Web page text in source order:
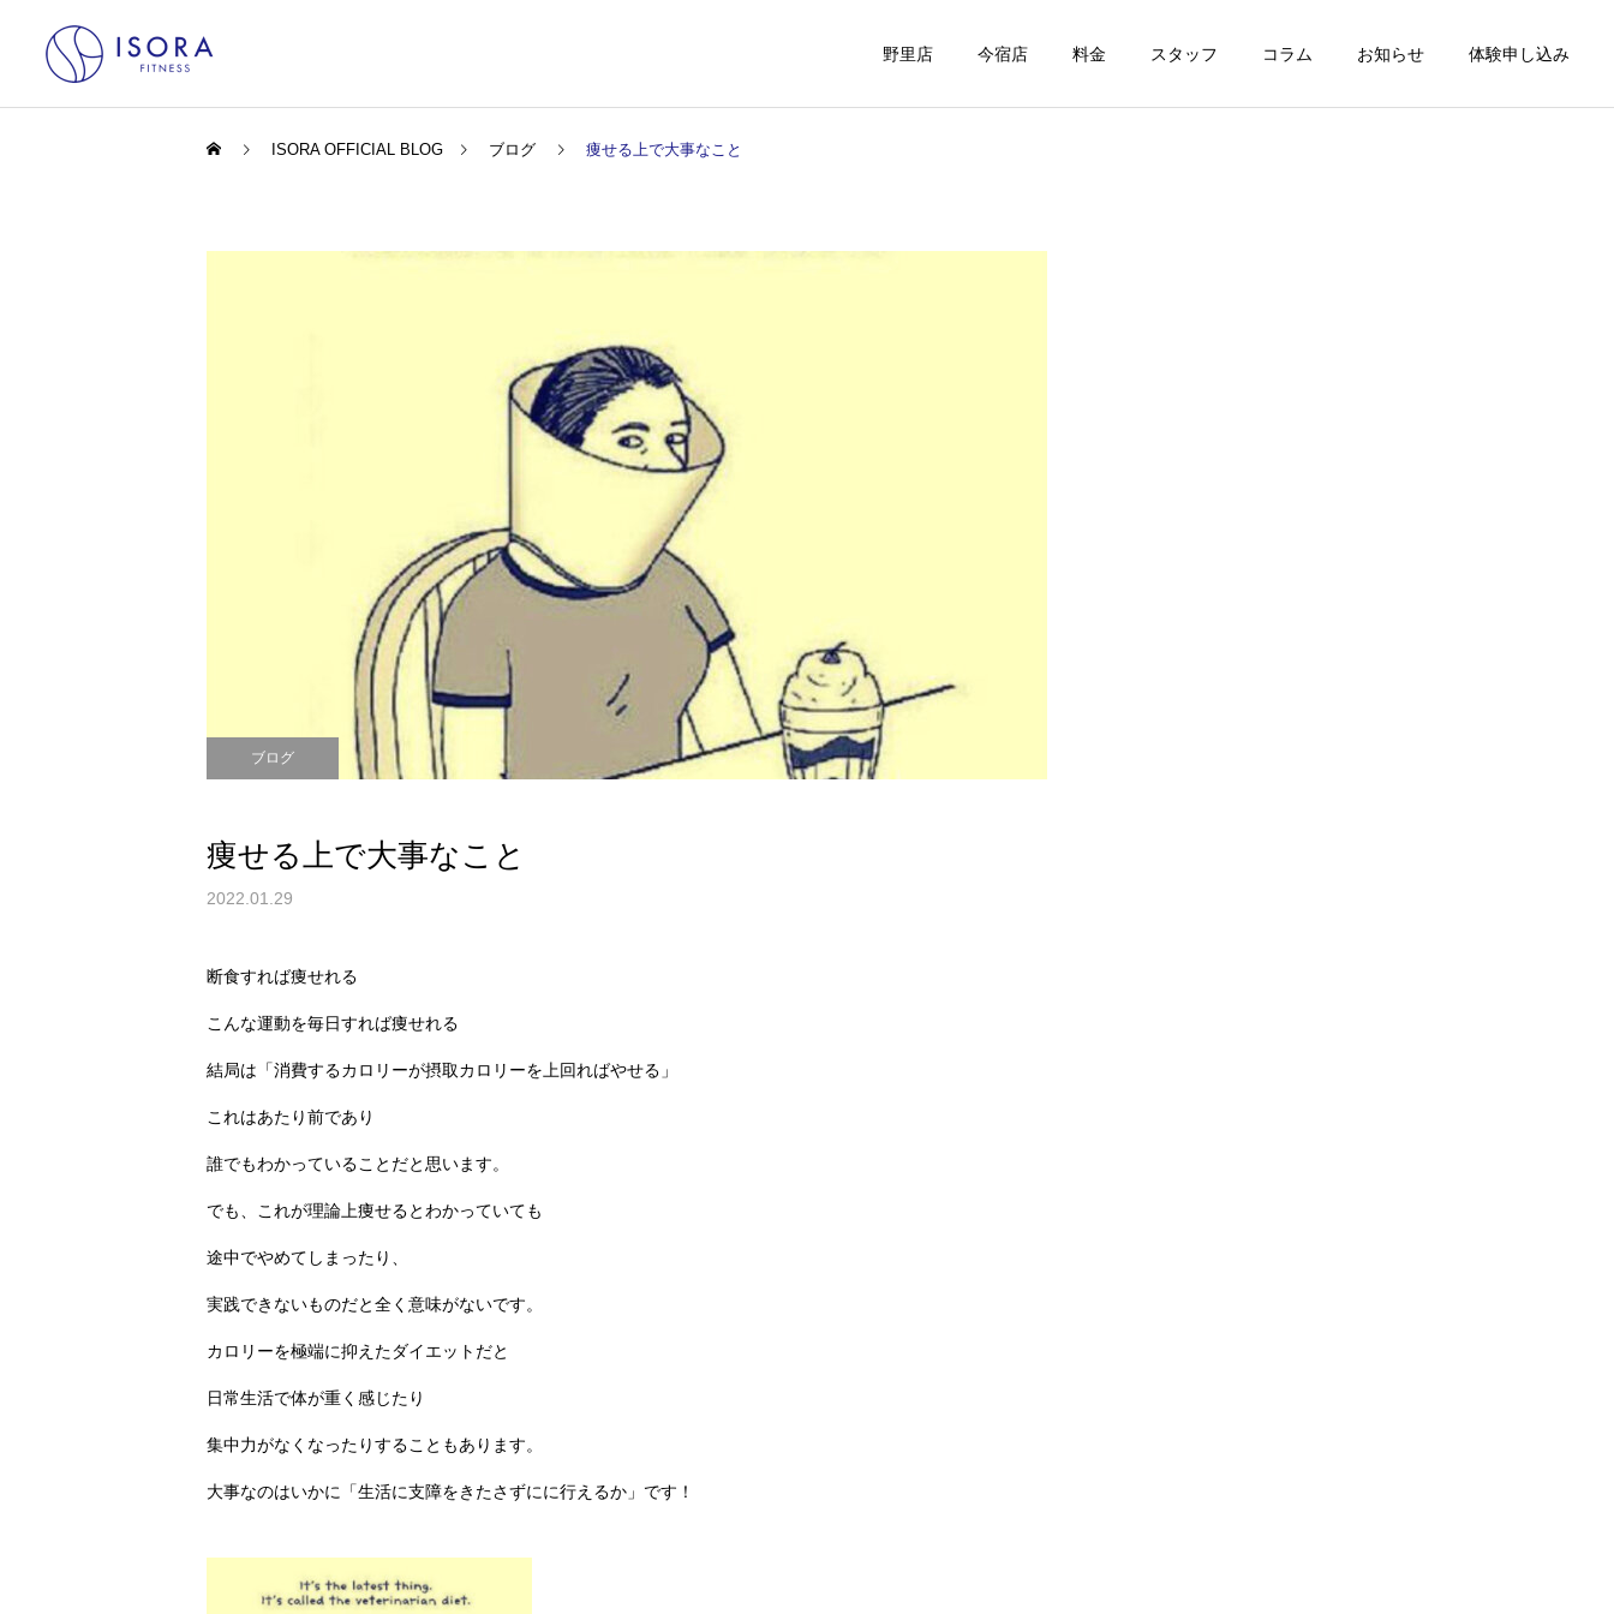
野里店 今宿店 料金 スタッフ コラム お知らせ 体験申し込み
ISORA OFFICIAL BLOG ブログ 痩せる上で大事なこと
ブログ
痩せる上で大事なこと
2022.01.29
断食すれば痩せれる
こんな運動を毎日すれば痩せれる
結局は「消費するカロリーが摂取カロリーを上回ればやせる」
これはあたり前であり
誰でもわかっていることだと思います。
でも、これが理論上痩せるとわかっていても
途中でやめてしまったり、
実践できないものだと全く意味がないです。
カロリーを極端に抑えたダイエットだと
日常生活で体が重く感じたり
集中力がなくなったりすることもあります。
大事なのはいかに「生活に支障をきたさずにに行えるか」です！